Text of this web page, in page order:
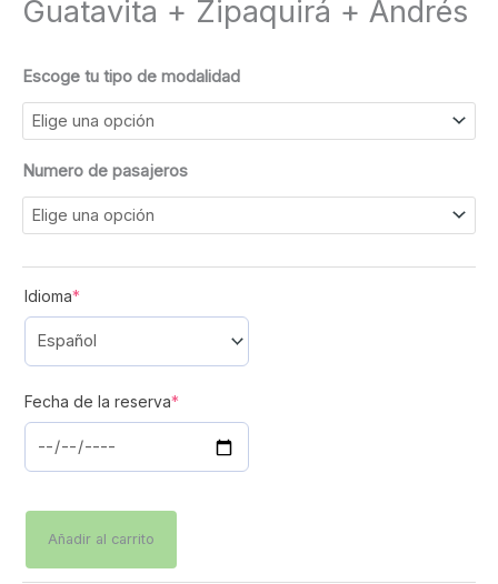
Guatavita + Zipaquirá + Andrés
Escoge tu tipo de modalidad
Numero de pasajeros
Idioma*
Fecha de la reserva*
Añadir al carrito